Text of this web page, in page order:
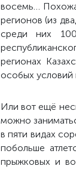
восемь…
регионов (из
среди них
регионах
особых условий
Или вот ещё
можно
в пяти видах
побольше
прыжковых и